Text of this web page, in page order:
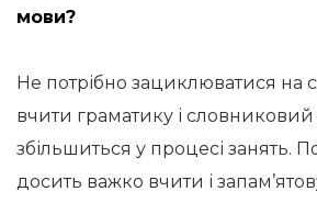
мови?
Не потрібно зациклюватися на
вчити граматику і словниковий
збільшиться у процесі занять.
досить важко вчити і